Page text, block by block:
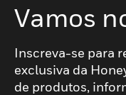
Vamos
Inscreva-se para
exclusiva da
de produtos,